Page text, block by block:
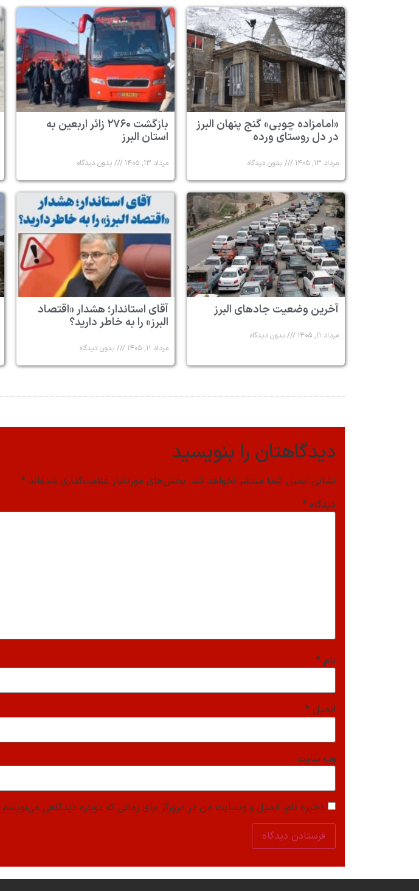
«امامزاده چوبی» گنج پنهان البرز
در دل روستای ورده
مرداد ۱۳, ۱۴۰۵ بدون دیدگاه
بازگشت ۲۷۶۰ زائر اربعین به
استان البرز
مرداد ۱۳, ۱۴۰۵ بدون دیدگاه
آخرین وضعیت جادهای البرز
مرداد ۱۱, ۱۴۰۵ بدون دیدگاه
آقای استاندار؛ هشدار «اقتصاد
البرز» را به خاطر دارید؟
مرداد ۱۱, ۱۴۰۵ بدون دیدگاه
دیدگاهتان را بنویسید
نشانی ایمیل شما منتشر نخواهد شد. بخش‌های موردنیاز علامت‌گذاری شده‌اند *
دیدگاه *
نام *
ایمیل *
وب‌ سایت
ذخیره نام، ایمیل و وبسایت من در مرورگر برای زمانی که دوباره دیدگاهی می‌نویسم.